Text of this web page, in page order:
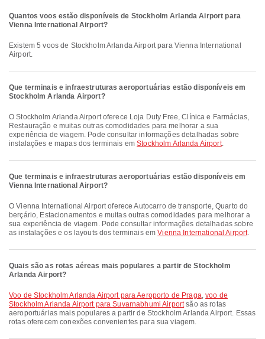
Quantos voos estão disponíveis de Stockholm Arlanda Airport para
Vienna International Airport?
Existem 5 voos de Stockholm Arlanda Airport para Vienna International
Airport.
Que terminais e infraestruturas aeroportuárias estão disponíveis em
Stockholm Arlanda Airport?
O Stockholm Arlanda Airport oferece Loja Duty Free, Clínica e Farmácias,
Restauração e muitas outras comodidades para melhorar a sua
experiência de viagem. Pode consultar informações detalhadas sobre
instalações e mapas dos terminais emStockholm Arlanda Airport.
Que terminais e infraestruturas aeroportuárias estão disponíveis em
Vienna International Airport?
O Vienna International Airport oferece Autocarro de transporte, Quarto do
berçário, Estacionamentos e muitas outras comodidades para melhorar a
sua experiência de viagem. Pode consultar informações detalhadas sobre
as instalações e os layouts dos terminais emVienna International Airport.
Quais são as rotas aéreas mais populares a partir de Stockholm
Arlanda Airport?
voo de Stockholm Arlanda Airport para Aeroporto de Praga,voo de
Stockholm Arlanda Airport para Suvarnabhumi Airportsão as rotas
aeroportuárias mais populares a partir de Stockholm Arlanda Airport. Essas
rotas oferecem conexões convenientes para sua viagem.